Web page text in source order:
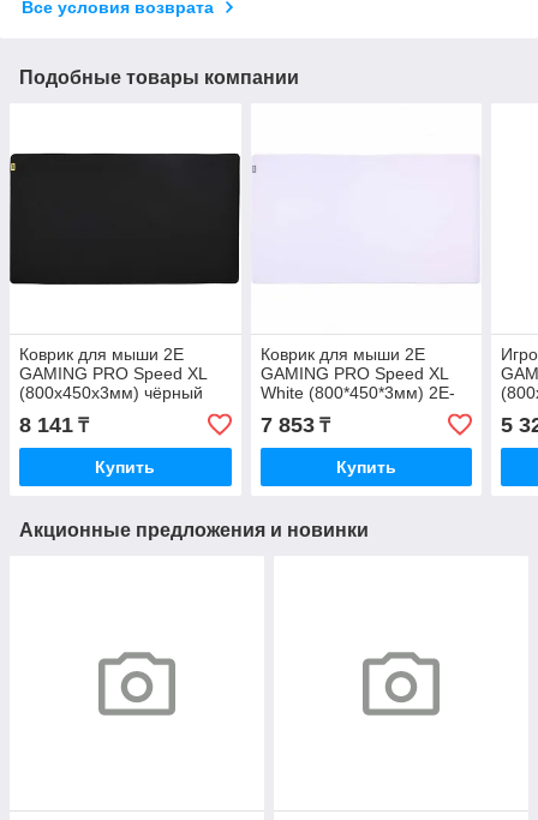
Все условия возврата
Подобные товары компании
Коврик для мыши 2E
GAMING PRO Speed XL
(800x450x3мм) чёрный
2E-SPEED-XL-BK-PRO
8 141 ₸
Купить
Коврик для мыши 2E
GAMING PRO Speed XL
White (800*450*3мм) 2E-
SPEED-XL-WH-PRO
7 853₸
Купить
5
Акционные предложения и новинки